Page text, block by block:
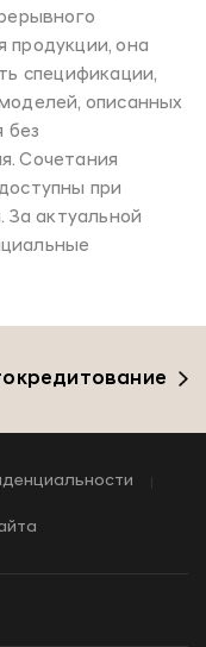
продукции, она
спецификации,
описанных
без
Сочетания
при
За актуальной